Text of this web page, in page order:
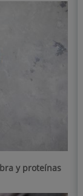
y proteínas